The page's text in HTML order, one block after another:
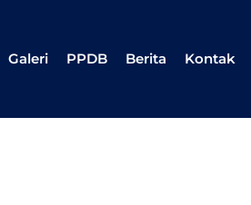
Galeri PPDB Berita Kontak